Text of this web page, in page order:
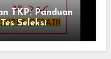
TKP: Panduan
Seleksi